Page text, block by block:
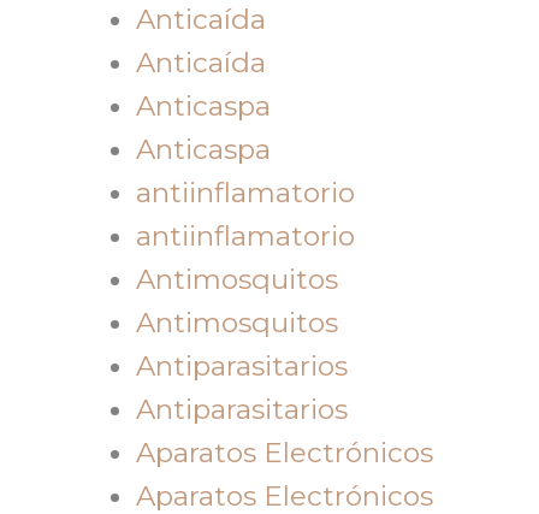
Anticaída
Anticaída
Anticaspa
Anticaspa
antiinflamatorio
antiinflamatorio
Antimosquitos
Antimosquitos
Antiparasitarios
Antiparasitarios
Aparatos Electrónicos
Aparatos Electrónicos